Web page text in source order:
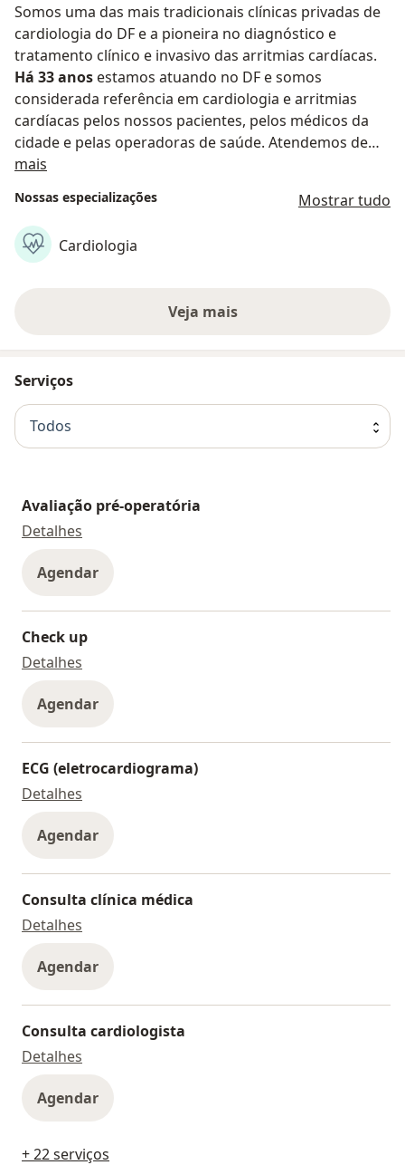
Somos uma das mais tradicionais clínicas privadas de
cardiologia do DF e a pioneira no diagnóstico e
tratamento clínico e invasivo das arritmias cardíacas.
Há 33 anos estamos atuando no DF e somos
considerada referência em cardiologia e arritmias
cardíacas pelos nossos pacientes, pelos médicos da
cidade e pelas operadoras de saúde. Atendemos de
forma particular, ou por meio de uma extensa rede de
projetos próprios e protocolos especiais para "CHECK
UP"e RISCO CIRÚRGICO .
mais
Nossas especializações Mostrar tudo
Cardiologia
Veja mais
Serviços
Todos
Avaliação pré-operatória
Detalhes
Agendar
Check up
Detalhes
Agendar
ECG (eletrocardiograma)
Detalhes
Agendar
Consulta clínica médica
Detalhes
Agendar
Consulta cardiologista
Detalhes
Agendar
+ 22 serviços